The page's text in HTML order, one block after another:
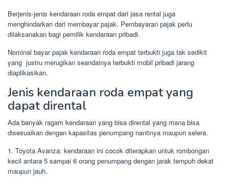
Berjenis-jenis kendaraan roda empat dari jasa rental juga
menghindarkan dari membayar pajak. Pembayaran pajak perlu
dilaksanakan bagi pemilik kendaraan pribadi.
Nominal bayar pajak kendaraan roda empat terbukti juga tak sedikit
yang justru merugikan seandainya terbukti mobil pribadi jarang
diaplikasikan.
Jenis kendaraan roda empat yang
dapat dirental
Ada banyak ragam kendaraan yang bisa dirental yang mana bisa
disesuaikan dengan kapasitas penumpang nantinya maupun selera.
1. Toyota Avanza: kendaraan ini cocok diterapkan untuk rombongan
kecil antara 5 sampai 6 orang penumpang dengan jarak tempuh dekat
maupun jauh.